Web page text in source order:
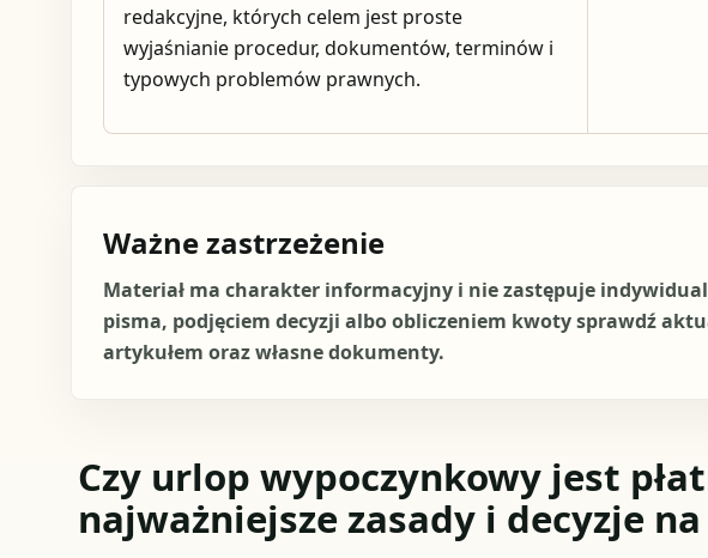
redakcyjne, których celem jest proste
wyjaśnianie procedur, dokumentów, terminów i
typowych problemów prawnych.
Ważne zastrzeżenie
Materiał ma charakter informacyjny i nie zastępuje
pisma, podjęciem decyzji albo obliczeniem kwoty sprawdź
artykułem oraz własne dokumenty.
Czy urlop wypoczynkowy jest
najważniejsze zasady i decyzje